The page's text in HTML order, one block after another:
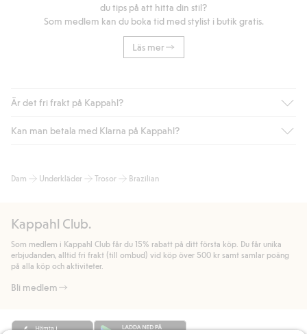
du tips på att hitta din stil?
Som medlem kan du boka tid med stylist i butik gratis.
Läs mer
Är det fri frakt på Kappahl?
Är du medlem i Kappahl Club har du alltid gratis frakt till butik
automatik efter du loggat in och identifierats som medlem.
handlar för.
Läs mer
Kan man betala med Klarna på Kappahl?
bland annat faktura och swish men även andra betalningssätt.
allmänna villkor.
Läs mer
Dam Underkläder Trosor Brazilian
Kappahl Club.
Som medlem i Kappahl Club får du 15% rabatt på ditt första köp. Du får unika
erbjudanden, alltid fri frakt (till ombud) vid köp över 500 kr samt samlar poäng
på alla köp och aktiviteter.
Bli medlem